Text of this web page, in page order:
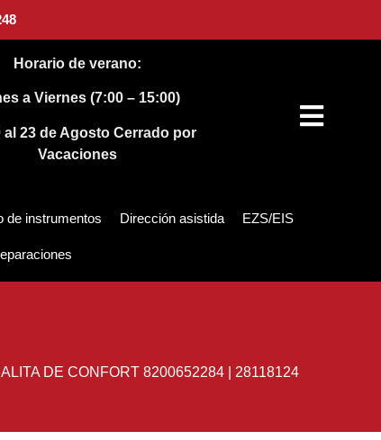
Horario de verano:
a Viernes (7:00 – 15:00)
al 23 de AgostoCerrado por
Vacaciones
de instrumentos Dirección asistida EZS/EIS
DE CONFORT 8200652284 | 28118124